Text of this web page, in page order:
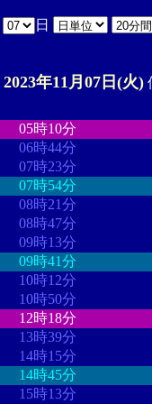
日
2023年11月07日(火)
05時10分
06時44分
07時23分
07時54分
08時21分
08時47分
09時13分
09時41分
10時12分
10時50分
12時18分
13時39分
14時15分
14時45分
15時13分